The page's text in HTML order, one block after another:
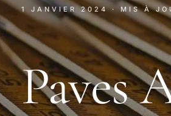
1 JANVIER 2024 · MIS À
Paves